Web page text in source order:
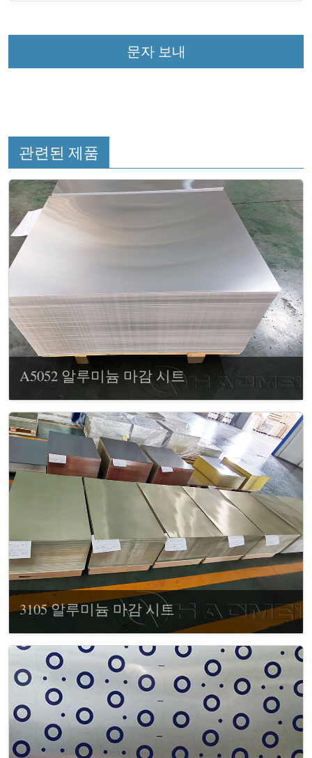
문자 보내
관련된 제품
A5052 알루미늄 마감 시트
3105 알루미늄 마감 시트